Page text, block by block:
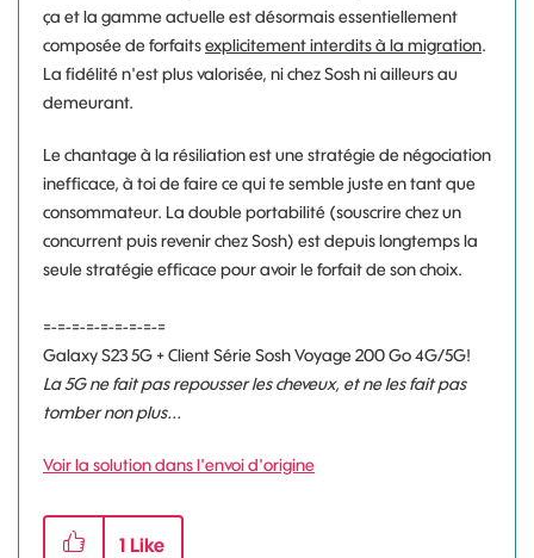
ça et la gamme actuelle est désormais essentiellement
composée de forfaitsexplicitement interdits à la migration.
La fidélité n'est plus valorisée, ni chez Sosh ni ailleurs au
demeurant.
Le chantage à la résiliation est une stratégie de négociation
inefficace, à toi de faire ce qui te semble juste en tant que
consommateur. La double portabilité (souscrire chez un
concurrent puis revenir chez Sosh) est depuis longtemps la
seule stratégie efficace pour avoir le forfait de son choix.
=-=-=-=-=-=-=-=-=
Galaxy S23 5G + Client Série Sosh Voyage 200 Go 4G/5G!
La 5G ne fait pas repousser les cheveux, et ne les fait pas
tomber non plus...
Voir la solution dans l'envoi d'origine
1 Like